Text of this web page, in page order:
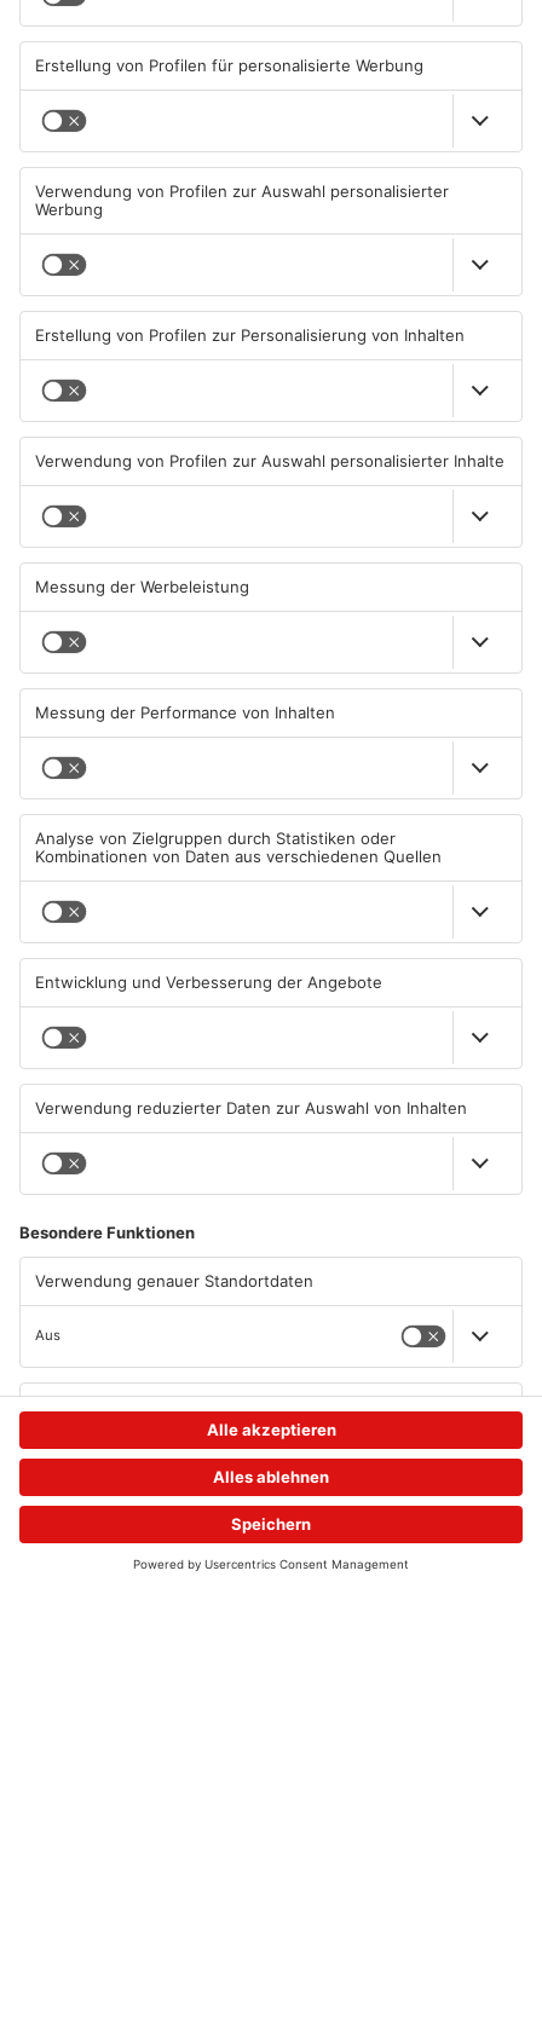
08.08.2026, 09:45 UHR IN
08.08.2026, 09:39 UHR IN
TOPNEWS
Beobachtungsflüge im
Waldbrandgefahr
08.08.2026, 09:33 UHR IN
PRIMAVERALAND
Müll wird in Kreisen
Miltenberg früher abgeholt
07.08.2026, 09:25 UHR IN
PRIMAVERALAND
Schwimmbäder im
Primaveraland weisen teils
erhebliche Mängel auf
06.08.2026, 06:37 UHR IN
PRIMAVERALAND
weiterhin sehr hoch
06.08.2026, 06:34 UHR IN
PRIMAVERALAND